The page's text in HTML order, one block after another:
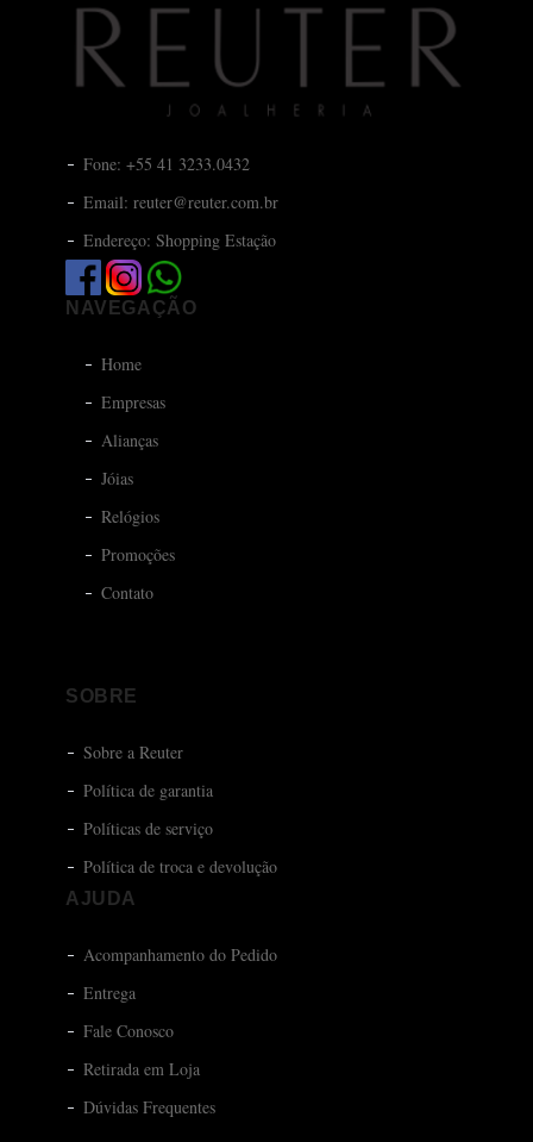
Fone: +55 41 3233.0432
Email: reuter@reuter.com.br
Endereço: Shopping Estação
NAVEGAÇÃO
Home
Empresas
Alianças
Jóias
Relógios
Promoções
Contato
SOBRE
Sobre a Reuter
Política de garantia
Políticas de serviço
Política de troca e devolução
AJUDA
Acompanhamento do Pedido
Entrega
Fale Conosco
Retirada em Loja
Dúvidas Frequentes